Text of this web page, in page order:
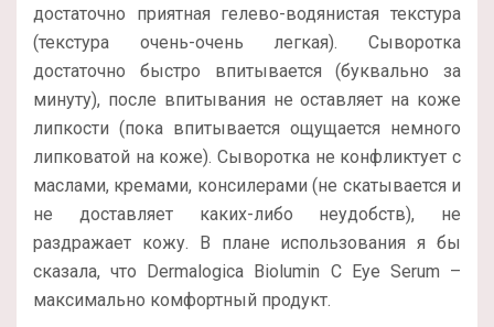
достаточно приятная гелево-водянистая текстура
(текстура очень-очень легкая). Сыворотка
достаточно быстро впитывается (буквально за
минуту), после впитывания не оставляет на коже
липкости (пока впитывается ощущается немного
липковатой на коже). Сыворотка не конфликтует с
маслами, кремами, консилерами (не скатывается и
не доставляет каких-либо неудобств), не
раздражает кожу. В плане использования я бы
сказала, что Dermalogica Biolumin C Eye Serum –
максимально комфортный продукт.